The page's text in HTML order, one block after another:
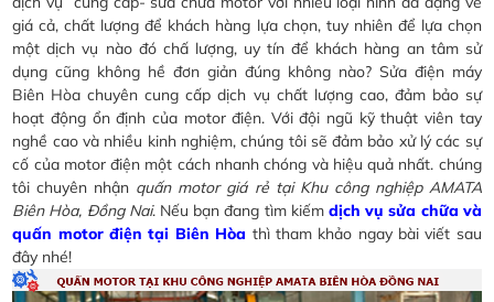
giá cả, chất lượng để khách hàng lựa chọn, tuy nhiên để lựa chọn
một dịch vụ nào đó chấ lượng, uy tín để khách hàng an tâm sử
dụng cũng không hề đơn giản đúng không nào? Sửa điện máy
Biên Hòa chuyên cung cấp dịch vụ chất lượng cao, đảm bảo sự
hoạt động ổn định của motor điện. Với đội ngũ kỹ thuật viên tay
nghề cao và nhiều kinh nghiệm, chúng tôi sẽ đảm bảo xử lý các sự
cố của motor điện một cách nhanh chóng và hiệu quả nhất. chúng
tôi chuyên nhận quấn motor giá rẻ tại Khu công nghiệp AMATA
Biên Hòa, Đồng Nai. Nếu bạn đang tìm kiếmdịch vụ sửa chữa và
quấn motor điện tại Biên Hòa thì tham khảo ngay bài viết sau
đây nhé!